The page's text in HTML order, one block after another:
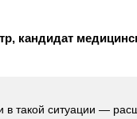
кандидат
в такой ситуации —